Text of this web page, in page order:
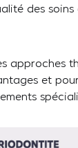
des
approches
et